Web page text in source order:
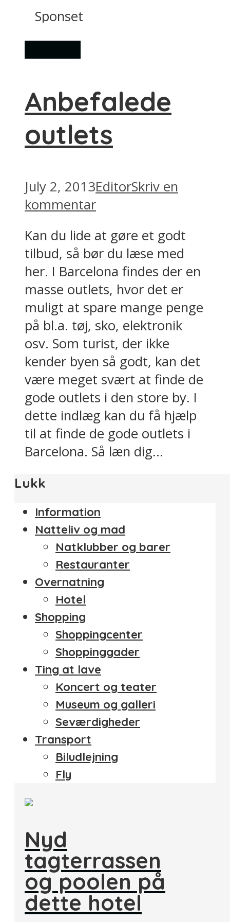
Sponset
Anbefalede
outlets
July 2, 2013EditorSkriv en
kommentar
Kan du lide at gøre et godt
tilbud, så bør du læse med
her. I Barcelona findes der en
masse outlets, hvor det er
muligt at spare mange penge
på bl.a. tøj, sko, elektronik
osv. Som turist, der ikke
kender byen så godt, kan det
være meget svært at finde de
gode outlets i den store by. I
dette indlæg kan du få hjælp
til at finde de gode outlets i
Barcelona. Så læn dig...
Lukk
Information
Natteliv og mad
Natklubber og barer
Restauranter
Overnatning
Hotel
Shopping
Shoppingcenter
Shoppinggader
Ting at lave
Koncert og teater
Museum og galleri
Seværdigheder
Transport
Biludlejning
Fly
Nyd
tagterrassen
og poolen på
dette hotel